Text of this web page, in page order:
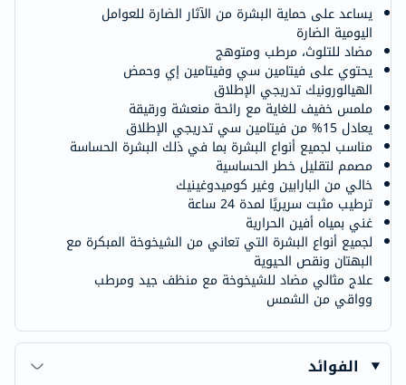
يساعد على حماية البشرة من الآثار الضارة للعوامل
اليومية الضارة
مضاد للتلوث، مرطب ومتوهج
يحتوي على فيتامين سي وفيتامين إي وحمض
الهيالورونيك تدريجي الإطلاق
ملمس خفيف للغاية مع رائحة منعشة ورقيقة
يعادل 15% من فيتامين سي تدريجي الإطلاق
مناسب لجميع أنواع البشرة بما في ذلك البشرة الحساسة
مصمم لتقليل خطر الحساسية
خالي من البارابين وغير كوميدوغينيك
ترطيب مثبت سريريًا لمدة 24 ساعة
غني بمياه أفين الحرارية
لجميع أنواع البشرة التي تعاني من الشيخوخة المبكرة مع
البهتان ونقص الحيوية
علاج مثالي مضاد للشيخوخة مع منظف جيد ومرطب
وواقي من الشمس
الفوائد